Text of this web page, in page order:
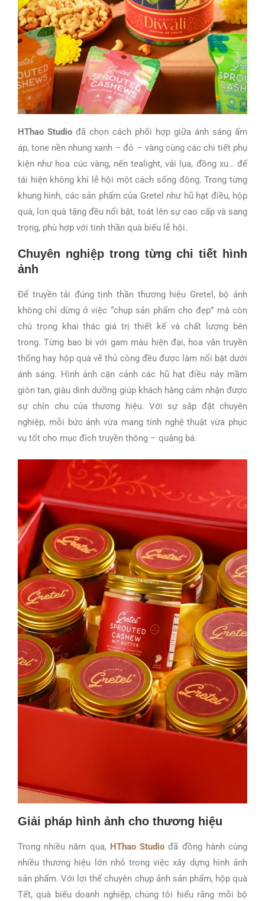
HThao Studio đã chọn cách phối hợp giữa ánh sáng ấm
áp, tone nền nhung xanh – đỏ – vàng cùng các chi tiết phụ
kiện như hoa cúc vàng, nến tealight, vải lụa, đồng xu… để
tái hiện không khí lễ hội một cách sống động. Trong từng
khung hình, các sản phẩm của Gretel như hũ hạt điều, hộp
quà, lon quà tặng đều nổi bật, toát lên sự cao cấp và sang
trọng, phù hợp với tinh thần quà biếu lễ hội.
Chuyên nghiệp trong từng chi tiết hình
ảnh
Để truyền tải đúng tinh thần thương hiệu Gretel, bộ ảnh
không chỉ dừng ở việc “chụp sản phẩm cho đẹp” mà còn
chú trọng khai thác giá trị thiết kế và chất lượng bên
trong. Từng bao bì với gam màu hiện đại, hoa văn truyền
thống hay hộp quà vẽ thủ công đều được làm nổi bật dưới
ánh sáng. Hình ảnh cận cảnh các hũ hạt điều nảy mầm
giòn tan, giàu dinh dưỡng giúp khách hàng cảm nhận được
sự chỉn chu của thương hiệu. Với sự sắp đặt chuyên
nghiệp, mỗi bức ảnh vừa mang tính nghệ thuật vừa phục
vụ tốt cho mục đích truyền thông – quảng bá.
Giải pháp hình ảnh cho thương hiệu
Trong nhiều năm qua, HThao Studio đã đồng hành cùng
nhiều thương hiệu lớn nhỏ trong việc xây dựng hình ảnh
sản phẩm. Với lợi thế chuyên chụp ảnh sản phẩm, hộp quà
Tết, quà biếu doanh nghiệp, chúng tôi hiểu rằng mỗi bộ